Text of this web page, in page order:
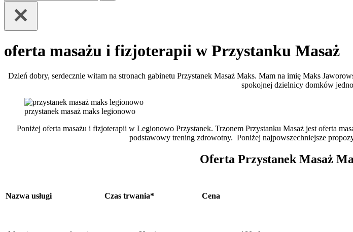
oferta masażu i fizjoterapii w Przystanku Masaż
Dzień dobry, serdecznie witam na stronach gabinetu Przystanek Masaż Maks. Mam na imię Maks
spokojnej dzielnicy domków
przystanek masaż maks legionowo
Poniżej oferta masażu i fizjoterapii w Legionowo Przystanek. Trzonem Przystanku Masaż jest oferta
podstawowy trening zdrowotny. Poniżej najpowszechniejsze
Oferta Przystanek Masaż
Nazwa usługi Czas trwania* Cena